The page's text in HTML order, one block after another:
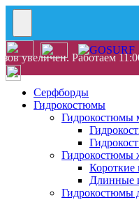
увеличен. Работаем
Серфборды
Гидрокостюмы
Гидрокостюмы
Гидрокостюмы
Короткие
Длинные
Гидрокостюмы